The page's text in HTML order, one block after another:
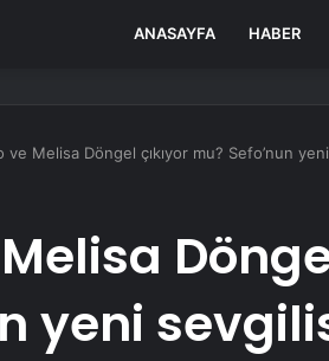
ANASAYFA HABER
ve Melisa Döngel çıkıyor mu? Sefo’nun
yeni